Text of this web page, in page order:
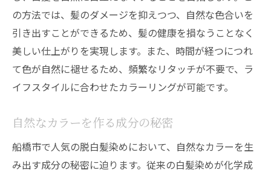
の方法では、髪のダメージを抑えつつ、自然な色合いを
引き出すことができるため、髪の健康を損なうことなく
美しい仕上がりを実現します。また、時間が経つにつれ
て色が自然に褪せるため、頻繁なリタッチが不要で、ラ
イフスタイルに合わせたカラーリングが可能です。
自然なカラーを作る成分の秘密
船橋市で人気の脱白髪染めにおいて、自然なカラーを生
み出す成分の秘密に迫ります。従来の白髪染めが化学成